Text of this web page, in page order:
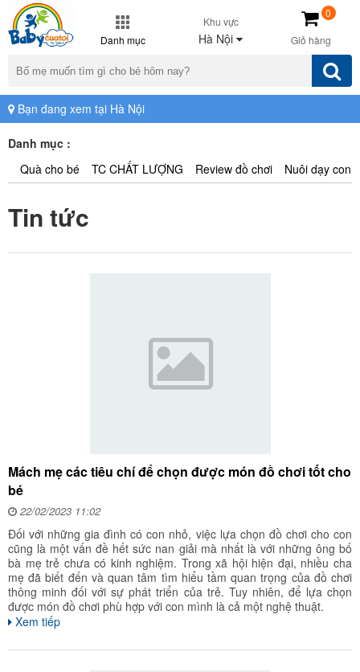
Danh mục
Khu vực
Hà Nội Giỏ hàng
0
Bạn đang xem tại Hà Nội
Danh mục :
Quà cho bé
TC CHẤT LƯỢNG Review đồ chơi Nuôi dạy con
Tin tức
Mách mẹ các tiêu chí để chọn được món đồ chơi tốt cho
bé
22/02/2023 11:02
Đối với những gia đình có con nhỏ, việc lựa chọn đồ chơi cho con
cũng là một vấn đề hết sức nan giải mà nhất là với những ông bố
bà mẹ trẻ chưa có kinh nghiệm. Trong xã hội hiện đại, nhiều cha
mẹ đã biết đến và quan tâm tìm hiểu tầm quan trọng của đồ chơi
thông minh đối với sự phát triển của trẻ. Tuy nhiên, để lựa chọn
được món đồ chơi phù hợp với con mình là cả một nghệ thuật.
Xem tiếp